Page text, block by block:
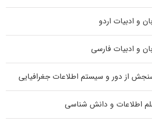
و ادبیات اردو
و ادبیات فارسی
از دور و سیستم اطلاعات جغرافیایی
اطلاعات و دانش شناسی